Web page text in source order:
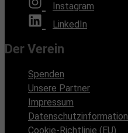
Instagram
LinkedIn
Der Verein
Spenden
Unsere Partner
Impressum
Datenschutzinformation
Cookie-Richtlinie (EU)